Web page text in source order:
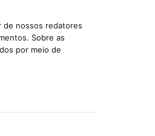
de nossos redatores
Sobre as
por meio de